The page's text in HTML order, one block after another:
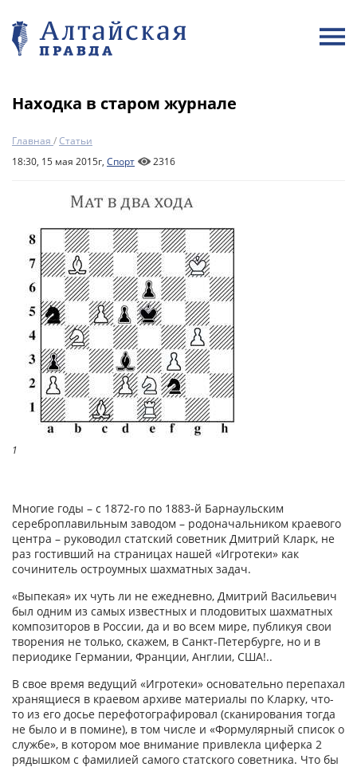
Находка в старом журнале
Главная /Статьи
18:30, 15 мая 2015г, Спорт 2316
1
Многие годы – с 1872-го по 1883-й Барнаульским
сереброплавильным заводом – родоначальником краевого
центра – руководил статский советник Дмитрий Кларк, не
раз гостивший на страницах нашей «Игротеки» как
сочинитель остроумных шахматных задач.
«Выпекая» их чуть ли не ежедневно, Дмитрий Васильевич
был одним из самых известных и плодовитых шахматных
композиторов в России, да и во всем мире, публикуя свои
творения не только, скажем, в Санкт-Петербурге, но и в
периодике Германии, Франции, Англии, США!..
В свое время ведущий «Игротеки» основательно перепахал
хранящиеся в краевом архиве материалы по Кларку, что-
то из его досье перефотографировал (сканирования тогда
не было и в помине), в том числе и «Формулярный список о
службе», в котором мое внимание привлекла циферка 2
рядышком с фамилией самого статского советника. Что бы